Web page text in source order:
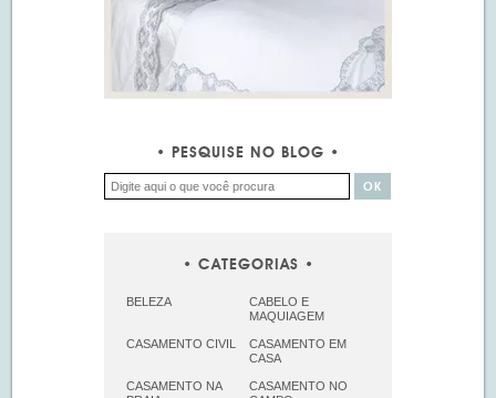
PESQUISE NO BLOG
CATEGORIAS
BELEZA
CABELO E
MAQUIAGEM
CASAMENTO CIVIL
CASAMENTO EM
CASA
CASAMENTO NA
CASAMENTO NO